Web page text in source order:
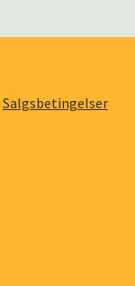
Salgsbetingelser